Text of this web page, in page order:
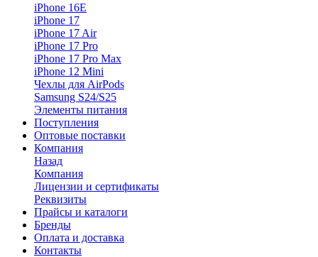
iPhone 16E
iPhone 17
iPhone 17 Air
iPhone 17 Pro
iPhone 17 Pro Max
iPhone 12 Mini
Чехлы для AirPods
Samsung S24/S25
Элементы питания
Поступления
Оптовые поставки
Компания
Назад
Компания
Лицензии и сертификаты
Реквизиты
Прайсы и каталоги
Бренды
Оплата и доставка
Контакты